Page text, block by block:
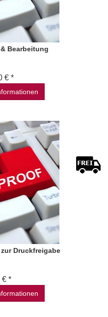
Bearbeitung
€ *
Druckfreigabe
€ *